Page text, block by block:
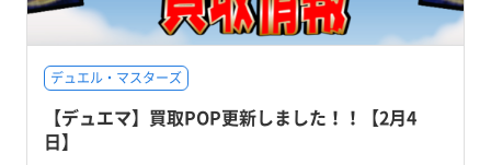
デュエル・マスターズ
【デュエマ】買取POP更新しました！！【2月4
日】